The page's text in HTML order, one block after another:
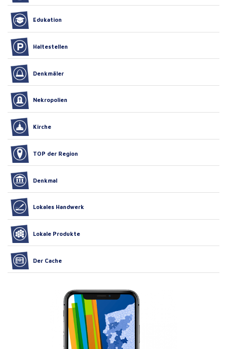
Edukation
Haltestellen
Denkmäler
Nekropolien
Kirche
TOP der Region
Denkmal
Lokales Handwerk
Lokale Produkte
Der Cache